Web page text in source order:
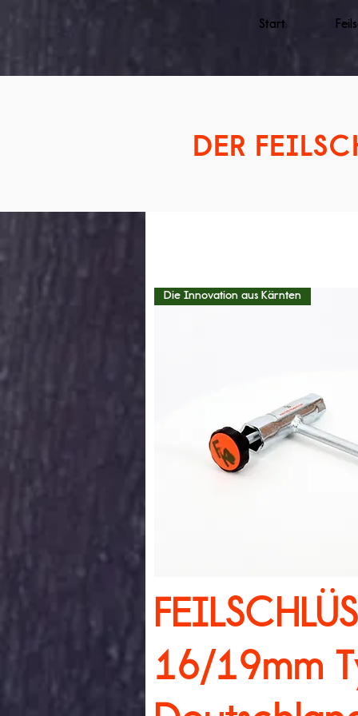
Start
DER
Die Innovation aus Kärnten
16/19mm